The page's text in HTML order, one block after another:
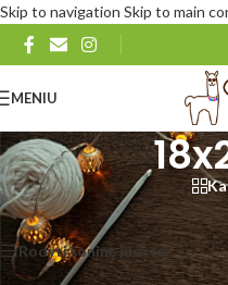
Skip to navigation Skip to main
MENIU
Pradžia/Produkto Dydis/ 18x20
Rodyti šoninę juostą